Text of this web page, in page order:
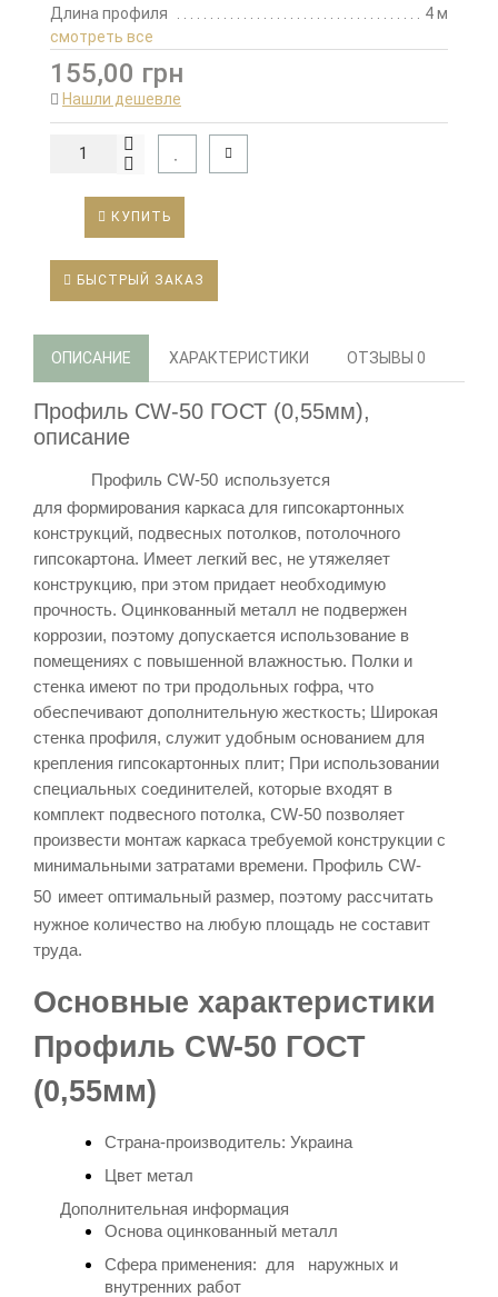
Длина профиля
4 м
смотреть все
155,00 грн
Нашли дешевле
КУПИТЬ
БЫСТРЫЙ ЗАКАЗ
ОПИСАНИЕ ХАРАКТЕРИСТИКИ ОТЗЫВЫ 0
Профиль CW-50 ГОСТ (0,55мм),
описание
Профиль CW-50 используется
для формирования каркаса для гипсокартонных
конструкций, подвесных потолков, потолочного
гипсокартона. Имеет легкий вес, не утяжеляет
конструкцию, при этом придает необходимую
прочность. Оцинкованный металл не подвержен
коррозии, поэтому допускается использование в
помещениях с повышенной влажностью. Полки и
стенка имеют по три продольных гофра, что
обеспечивают дополнительную жесткость; Широкая
стенка профиля, служит удобным основанием для
крепления гипсокартонных плит; При использовании
специальных соединителей, которые входят в
комплект подвесного потолка, CW-50 позволяет
произвести монтаж каркаса требуемой конструкции с
минимальными затратами времени. Профиль CW-
50 имеет оптимальный размер, поэтому рассчитать
нужное количество на любую площадь не составит
труда.
Основные характеристики
Профиль CW-50 ГОСТ
(0,55мм)
Страна-производитель: Украина
Цвет метал
Дополнительная информация
Основа оцинкованный металл
Сфера применения: для наружных и
внутренних работ